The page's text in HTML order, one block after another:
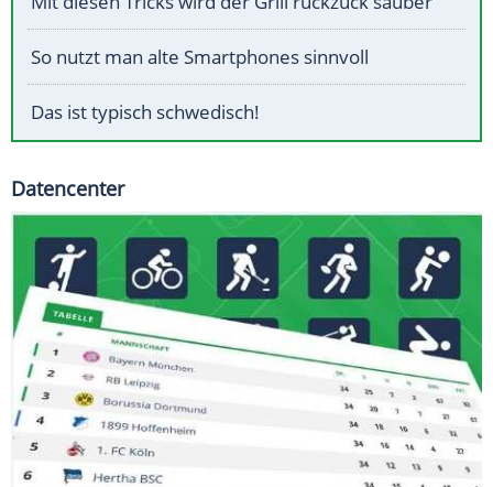
So nutzt man alte Smartphones sinnvoll
Das ist typisch schwedisch!
Datencenter